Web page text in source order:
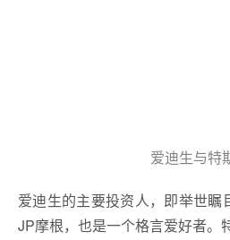
爱迪生与特
爱迪生的主要投资人，即举世瞩
JP摩根，也是一个格言爱好者。